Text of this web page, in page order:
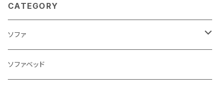
CATEGORY
ソファ
3人掛け
ソファベッド